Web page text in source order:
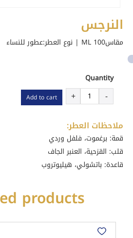
النرجس
مقاس100 ML | نوع العطر: عطور للنساء
Quantity
النرجس
quantity
Add to cart
ملاحظات العطر:
قمة: برغموت، فلفل وردي
قلب: القزحية، العنبر الجاف
قاعدة: باتشولي، هيليوتروب
products